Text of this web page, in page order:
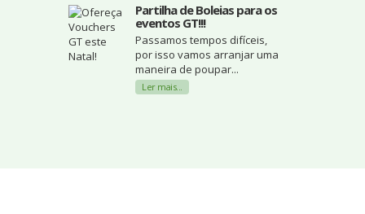
Partilha de Boleias para os
eventos GT!!!
Passamos tempos difíceis,
por isso vamos arranjar uma
maneira de poupar...
Ler mais...